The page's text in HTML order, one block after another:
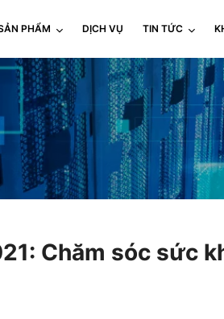
PHẨM DỊCH VỤ TIN TỨC
Chăm sóc sức